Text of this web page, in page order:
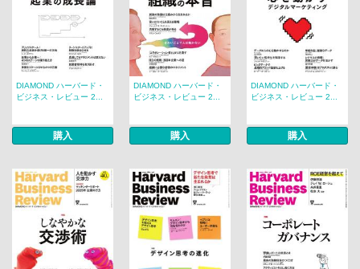
DIAMOND ハーバード・
ビジネス・レビュー 2...
購入
DIAMOND ハーバード・
ビジネス・レビュー 2...
購入
DIAMOND ハーバード・
ビジネス・レビュー 2...
購入